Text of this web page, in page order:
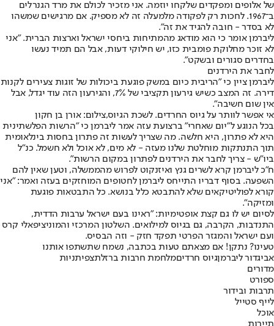
של אלופים ומפקדים שלקחו יוזמה. אני מזכיר לכולם את מרד הגנרלים
ב־1967. לחכות רק לפקודה מלמעלה זה לא מספיק. אם מרגישים שמשהו
לא בסדר - חובה להגיד את זה".
ליברמן אומר כי הוא מודאג מהמתיחות ביחסי ישראל וארצות הברית. "אני
לא זוכר מחלוקת פומבית כזו, יש חילוקי דעות, אבל הם תמיד נעשו
בחדרים סגורים ובשקט".
לחבר את הירדנים
ליברמן ציין כי "הריבית כיום במשק פוגעת ביכולות של זוגות צעירים לקנות
דירה. זה המצב כשיש גירעון תקציבי של 7%, והגירעון הזה עוד יגדל, אבל
אין שום חשיבה".
אי אפשר לוותר על גיוס החרדים. לשכת הגיוס,צילום: אורן בן חקון
בכל הנוגע ל"יום שאחרי" ברצועת עזה אמר ליברמן כי "הרשות הפלשתינית
היא לא פתרון, היא חלשה. מה שצריך לעשות זה פתרון בחסות בינלאומית
תוך התנתקות מוחלטת שלנו מעזה - לא מים, לא אוכל ולא חשמל. כנ"ל
ביו"ש - צריך לחבר את הירדנים לפתרון במקום הרשות".
ח"כ ליברמן קרא לשרים גנץ ואיזנקוט לפרוש מהממשלה, וטען שאין להם
השפעה. בסוף דבריו התייחס ליברמן לחטופים המוחזקים בעזה ואמר: "אני
קורא לפוליטיקאים שלא להתבטא כלל בנושא. כל התבטאות פוגעת
ומזיקה".
לסיום יש לו גם קצת אופטימיות: "ראינו בעם ישראל ערבות הדדית,
התנדבות, הקרבה, גם בגיוס למילואים. השלטון המרכזי והמוניציפאלי קרס
ועם ישראל והמגזר הפרטי תפקד חזק - וזה הבסיס.
טעינו? נתקן! אם מצאתם טעות בכתבה, נשמח שתשתפו אותנו
אביגדור ליברמןגיוס חרדיםמלחמת חרבות ברזלתצפיתניות
מדורים
ספורט
תרבות ובידור
לייף סטייל
אוכל